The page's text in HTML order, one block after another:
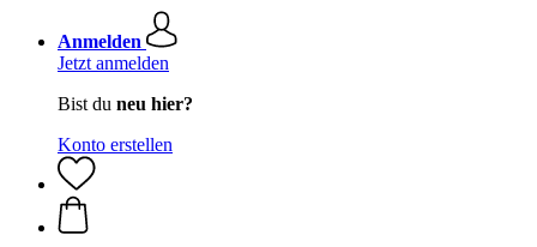
Anmelden
Jetzt anmelden
Bist du neu hier?
Konto erstellen